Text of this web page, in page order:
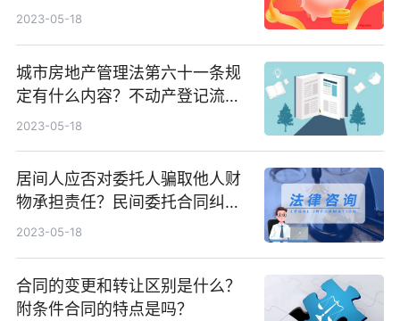
2023-05-18
城市房地产管理法第六十一条规
定有什么内容？不动产登记流程
是什么？
2023-05-18
居间人应否对委托人骗取他人财
物承担责任？民间委托合同纠纷
案例分析
2023-05-18
合同的变更和转让区别是什么？
附条件合同的特点是吗？